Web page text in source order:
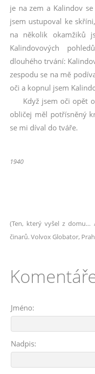
je na zem a Kalindov
jsem ustupoval ke
na několik okamžiků
Kalindovových
dlouhého trvání:
zespodu se na mě
oči a kopnul jsem
Když jsem oči opět
obličej měl potřísněný
se mi díval do tváře.
1940
(Ten, který vyšel z domu…
činarů. Volvox Globator,
Jméno:
Nadpis: